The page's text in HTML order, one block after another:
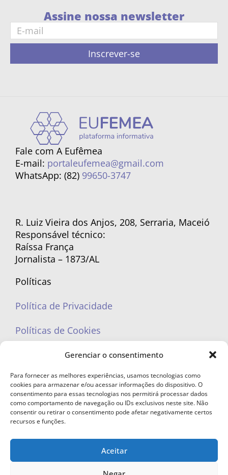
Gerenciar o consentimento
Para fornecer as melhores experiências, usamos tecnologias como
cookies para armazenar e/ou acessar informações do dispositivo. O
consentimento para essas tecnologias nos permitirá processar dados
como comportamento de navegação ou IDs exclusivos neste site. Não
consentir ou retirar o consentimento pode afetar negativamente certos
recursos e funções.
Aceitar
Assine nossa newsletter
Inscrever-se
Fale com A Eufêmea
E-mail: portaleufemea@gmail.com
WhatsApp: (82) 99650-3747
R. Luiz Vieira dos Anjos, 208, Serraria, Maceió
Responsável técnico:
Raíssa França
Jornalista – 1873/AL
Políticas
Política de Privacidade
Políticas de Cookies
portaleufemea@gmail.com
© Copyright 2023 - Todos os direitos reservados. Proibida cópia total ou
parcial sem autorização.